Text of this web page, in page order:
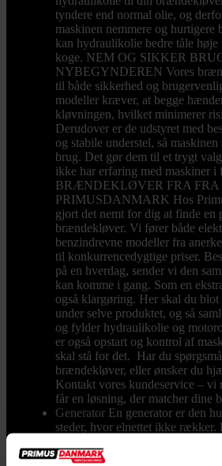
tyndere end normal olie, og
maskinen nemmere og hurtigere
kan hydraulikolie bedre tåle høje
koge. NEM OG SIKKER
NYBEGYNDEREN Vores
til både sikkerhed og
modeller kræver, at begge
kløvningen, hvilket minimerer
Derudover er de udstyret med
og stabile understel, så
brug. Det gør dem til et trygt
ikke har erfaring med maskiner i
BRÆNDEKLØVER FRA FRA
PRIMUSDANMARK Hos
gjort det nemt for dig at finde
brændekløver. Vi fører både
benzindrevne modeller fra
til konkurrencedygtige priser.
på en hverdag, sender vi den
kan komme i gang. Som en
også klargøring. Her skal du
under selve produktet, og så
og fylder hydraulikolie og
er også opstart og kontrol af
skal stå for det. Har du
brændekløver, eller ønsker du
Kontakt vores kundeservice – vi
får en løsning, der matcher dine
Generator En generator er den
steder, hvor elnettet ikke
landmanden til hegnet og